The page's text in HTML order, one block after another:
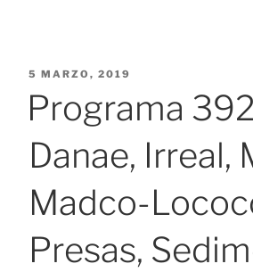
PUBLICADO
5 MARZO, 2019
Programa
Danae, Irreal,
Madco-
Presas,